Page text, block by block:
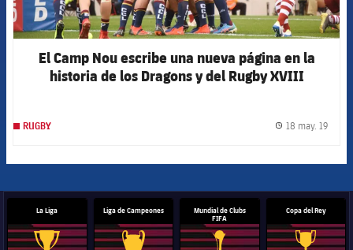
El Camp Nou escribe una nueva página en la
historia de los Dragons y del Rugby XVIII
RUGBY 18 may. 19
La Liga Liga de Campeones
Mundial de Clubs
FIFA
Copa del Rey